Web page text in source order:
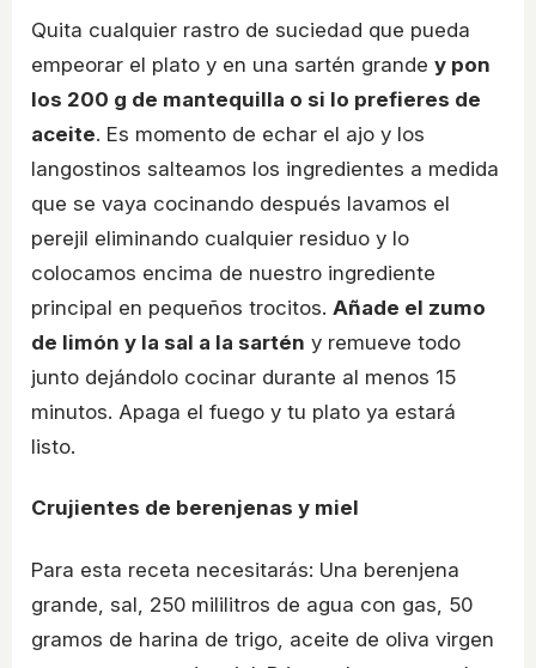
Quita cualquier rastro de suciedad que pueda
empeorar el plato y en una sartén grande y pon
los 200 g de mantequilla o si lo prefieres de
aceite. Es momento de echar el ajo y los
langostinos salteamos los ingredientes a medida
que se vaya cocinando después lavamos el
perejil eliminando cualquier residuo y lo
colocamos encima de nuestro ingrediente
principal en pequeños trocitos. Añade el zumo
de limón y la sal a la sartén y remueve todo
junto dejándolo cocinar durante al menos 15
minutos. Apaga el fuego y tu plato ya estará
listo.
Crujientes de berenjenas y miel
Para esta receta necesitarás: Una berenjena
grande, sal, 250 mililitros de agua con gas, 50
gramos de harina de trigo, aceite de oliva virgen